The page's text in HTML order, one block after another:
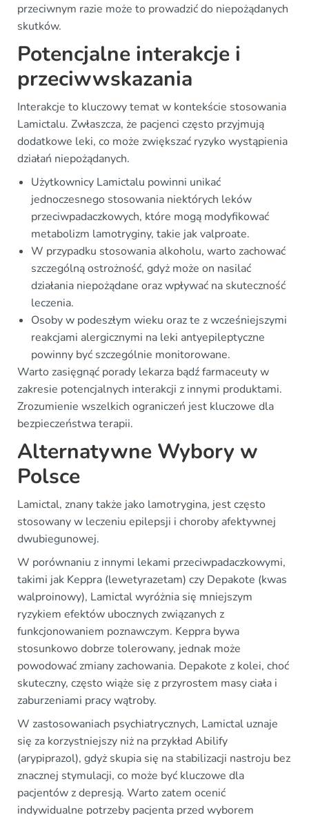
przeciwnym razie może to prowadzić do niepożądanych
skutków.
Potencjalne interakcje i
przeciwwskazania
Interakcje to kluczowy temat w kontekście stosowania
Lamictalu. Zwłaszcza, że pacjenci często przyjmują
dodatkowe leki, co może zwiększać ryzyko wystąpienia
działań niepożądanych.
Użytkownicy Lamictalu powinni unikać
jednoczesnego stosowania niektórych leków
przeciwpadaczkowych, które mogą modyfikować
metabolizm lamotryginy, takie jak valproate.
W przypadku stosowania alkoholu, warto zachować
szczególną ostrożność, gdyż może on nasilać
działania niepożądane oraz wpływać na skuteczność
leczenia.
Osoby w podeszłym wieku oraz te z wcześniejszymi
reakcjami alergicznymi na leki antyepileptyczne
powinny być szczególnie monitorowane.
Warto zasięgnąć porady lekarza bądź farmaceuty w
zakresie potencjalnych interakcji z innymi produktami.
Zrozumienie wszelkich ograniczeń jest kluczowe dla
bezpieczeństwa terapii.
Alternatywne Wybory w
Polsce
Lamictal, znany także jako lamotrygina, jest często
stosowany w leczeniu epilepsji i choroby afektywnej
dwubiegunowej.
W porównaniu z innymi lekami przeciwpadaczkowymi,
takimi jak Keppra (lewetyrazetam) czy Depakote (kwas
walproinowy), Lamictal wyróżnia się mniejszym
ryzykiem efektów ubocznych związanych z
funkcjonowaniem poznawczym. Keppra bywa
stosunkowo dobrze tolerowany, jednak może
powodować zmiany zachowania. Depakote z kolei, choć
skuteczny, często wiąże się z przyrostem masy ciała i
zaburzeniami pracy wątroby.
W zastosowaniach psychiatrycznych, Lamictal uznaje
się za korzystniejszy niż na przykład Abilify
(arypiprazol), gdyż skupia się na stabilizacji nastroju bez
znacznej stymulacji, co może być kluczowe dla
pacjentów z depresją. Warto zatem ocenić
indywidualne potrzeby pacjenta przed wyborem